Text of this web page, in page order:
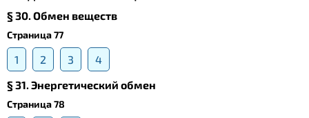
§ 30. Обмен веществ
Страница 77
1 2 3
4
§ 31. Энергетический обмен
Страница 78